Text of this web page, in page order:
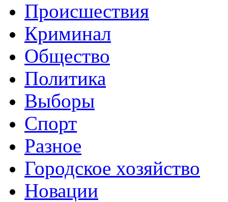
Происшествия
Криминал
Общество
Политика
Выборы
Спорт
Разное
Городское хозяйство
Новации